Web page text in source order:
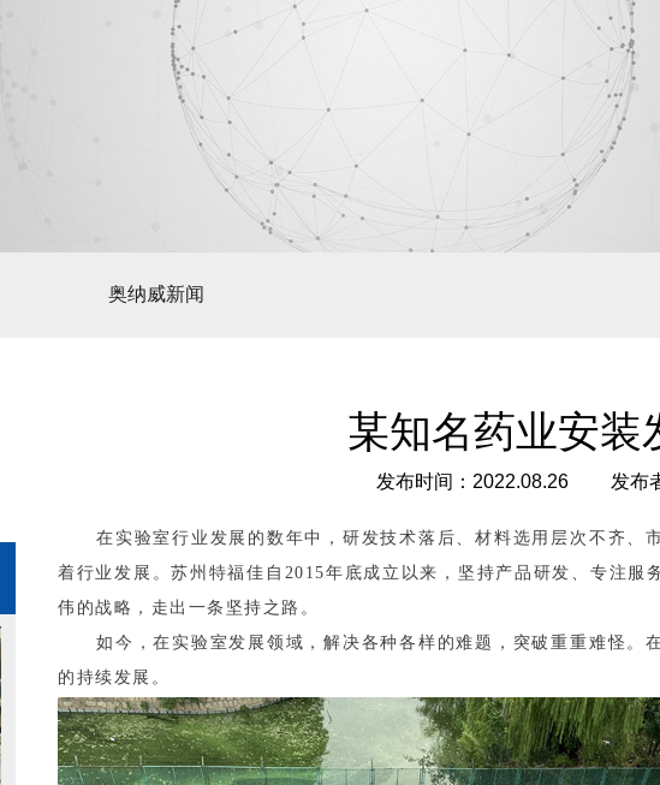
奥纳威新闻
某知名药业安装
发布时间：2022.08.26 发布
在实验室行业发展的数年中，研发技术落后、材料选用层次不齐、
着行业发展。苏州特福佳自2015年底成立以来，坚持产品研发、专注
伟的战略，走出一条坚持之路。
如今，在实验室发展领域，解决各种各样的难题，突破重重难怪。
的持续发展。